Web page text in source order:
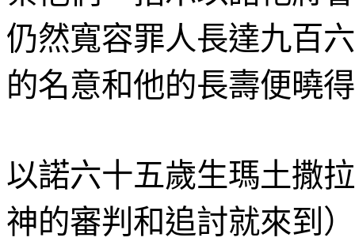
仍然寬容罪人長達九百
的名意和他的長壽便曉
以諾六十五歲生瑪土撒
神的審判和追討就來到